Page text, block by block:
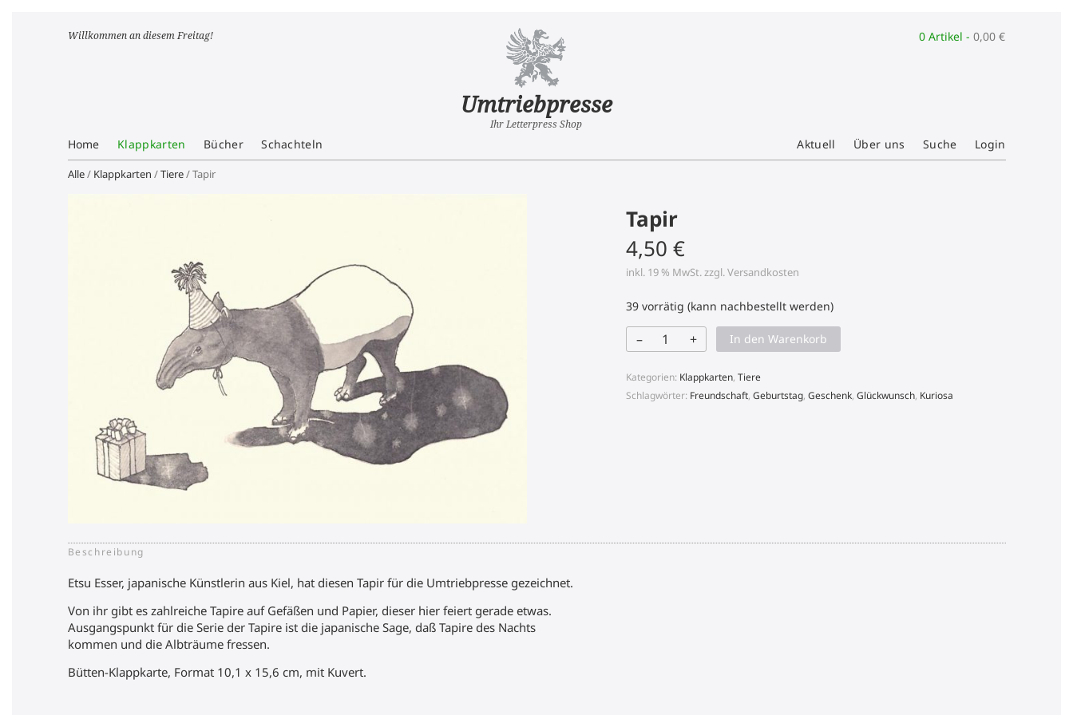
Willkommen an diesem Freitag!
Umtriebpresse
Ihr Letterpress Shop
0 Artikel -0,00€
Home Klappkarten Bücher Schachteln Aktuell Über uns Suche Login
Alle/ Klappkarten /Tiere/ Tapir
Tapir
4,50€
inkl. 19 % MwSt.zzgl.Versandkosten
39 vorrätig (kann nachbestellt werden)
–
Tapir
Menge
+ In den Warenkorb
Kategorien: Klappkarten,Tiere
Schlagwörter: Freundschaft,Geburtstag,Geschenk,Glückwunsch, Kuriosa
Beschreibung
Etsu Esser, japanische Künstlerin aus Kiel, hat diesen Tapir für die Umtriebpresse gezeichnet.
Von ihr gibt es zahlreiche Tapire auf Gefäßen und Papier, dieser hier feiert gerade etwas.
Ausgangspunkt für die Serie der Tapire ist die japanische Sage, daß Tapire des Nachts
kommen und die Albträume fressen.
Bütten-Klappkarte, Format 10,1 x 15,6 cm, mit Kuvert.